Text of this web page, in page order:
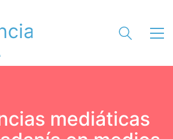
mediáticas